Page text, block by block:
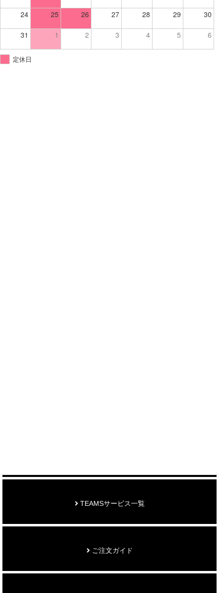
24 25 26 27 28 29 30
31 1 2 3 4 5 6
定休日
TEAMSサービス一覧
ご注文ガイド